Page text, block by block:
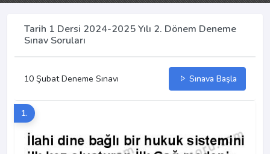
Tarih 1 Dersi 2024-2025 Yılı 2. Dönem Deneme
Sınav Soruları
10 Şubat Deneme Sınavı Sınava Başla
1.